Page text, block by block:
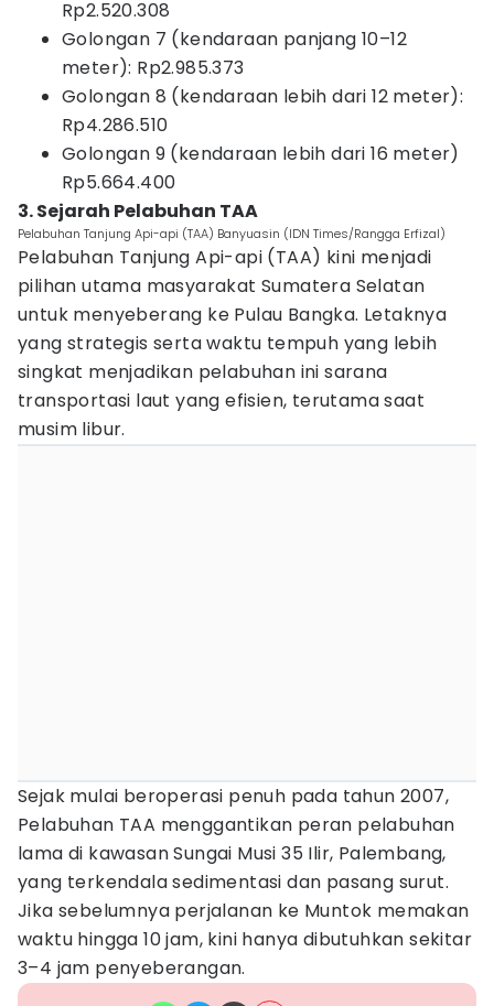
Rp2.520.308
Golongan 7 (kendaraan panjang 10–12
meter): Rp2.985.373
Golongan 8 (kendaraan lebih dari 12 meter):
Rp4.286.510
Golongan 9 (kendaraan lebih dari 16 meter)
Rp5.664.400
3. Sejarah Pelabuhan TAA
Pelabuhan Tanjung Api-api (TAA) Banyuasin (IDN Times/Rangga Erfizal)
Pelabuhan Tanjung Api-api (TAA) kini menjadi
pilihan utama masyarakat Sumatera Selatan
untuk menyeberang ke Pulau Bangka. Letaknya
yang strategis serta waktu tempuh yang lebih
singkat menjadikan pelabuhan ini sarana
transportasi laut yang efisien, terutama saat
musim libur.
Sejak mulai beroperasi penuh pada tahun 2007,
Pelabuhan TAA menggantikan peran pelabuhan
lama di kawasan Sungai Musi 35 Ilir, Palembang,
yang terkendala sedimentasi dan pasang surut.
Jika sebelumnya perjalanan ke Muntok memakan
waktu hingga 10 jam, kini hanya dibutuhkan sekitar
3–4 jam penyeberangan.